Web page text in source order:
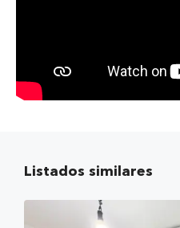
Listados similares